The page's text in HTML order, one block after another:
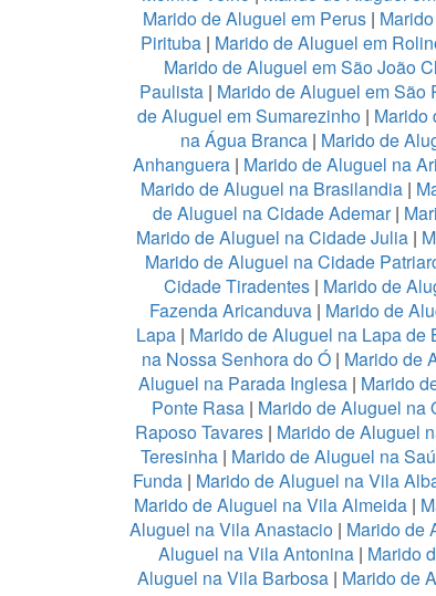
Marido de Aluguel em Perus |
Pirituba| Marido de Aluguel em
Marido de Aluguel em São João
Paulista | Marido de Aluguel em São
de Aluguel em Sumarezinho| Marido
na Água Branca| Marido de
Anhanguera| Marido de Aluguel na
Marido de Aluguel na Brasilandia |
de Aluguel na Cidade Ademar|
Marido de Aluguel na Cidade Julia |
Marido de Aluguel na Cidade
Cidade Tiradentes | Marido de
Fazenda Aricanduva| Marido de
Lapa| Marido de Aluguel na Lapa de
na Nossa Senhora do Ó | Marido de
Aluguel na Parada Inglesa | Marido
Ponte Rasa | Marido de Aluguel na
Raposo Tavares| Marido de Aluguel
Teresinha | Marido de Aluguel na
Funda| Marido de Aluguel na Vila
Marido de Aluguel na Vila Almeida |
Aluguel na Vila Anastacio | Marido de
Aluguel na Vila Antonina| Marido
Aluguel na Vila Barbosa| Marido de